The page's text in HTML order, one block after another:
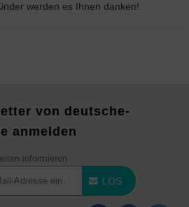
werden es Ihnen danken!
von deutsche-
anmelden
informieren
LOS